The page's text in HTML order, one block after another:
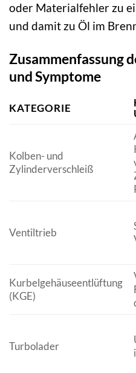
oder Materialfehler zu
und damit zu Öl im
Zusammenfassung
und Symptome
KATEGORIE
Kolben- und
Zylinderverschleiß
Ventiltrieb
Kurbelgehäuseentlüftung
(KGE)
Turbolader